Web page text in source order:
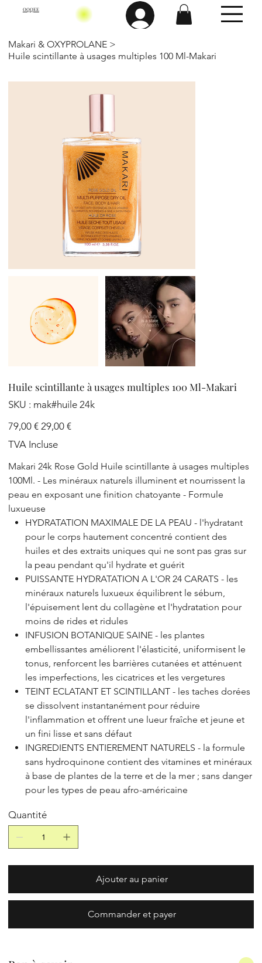
OQQEE
Makari & OXYPROLANE >
Huile scintillante à usages multiples 100 Ml-Makari
Huile scintillante à usages multiples 100 Ml-Makari
SKU : mak#huile
mak#huile 24k
Prix
d’origine
79,00 € Prix
promotionnel
29,00 €
TVA Incluse
Makari 24k Rose Gold Huile scintillante à usages multiples
100Ml. - Les minéraux naturels illuminent et nourrissent la
peau en exposant une finition chatoyante - Formule
luxueuse
HYDRATATION MAXIMALE DE LA PEAU - l'hydratant
pour le corps hautement concentré contient des
huiles et des extraits uniques qui ne sont pas gras sur
la peau pendant qu'il hydrate et guérit
PUISSANTE HYDRATATION A L'OR 24 CARATS - les
minéraux naturels luxueux équilibrent le sébum,
l'épuisement lent du collagène et l'hydratation pour
moins de rides et ridules
INFUSION BOTANIQUE SAINE - les plantes
embellissantes améliorent l'élasticité, uniformisent le
tonus, renforcent les barrières cutanées et atténuent
les imperfections, les cicatrices et les vergetures
TEINT ECLATANT ET SCINTILLANT - les taches dorées
se dissolvent instantanément pour réduire
l'inflammation et offrent une lueur fraîche et jeune et
un fini lisse et sans défaut
INGREDIENTS ENTIEREMENT NATURELS - la formule
sans hydroquinone contient des vitamines et minéraux
à base de plantes de la terre et de la mer ; sans danger
pour les types de peau afro-américaine
Quantité
Ajouter au panier
Commander et payer